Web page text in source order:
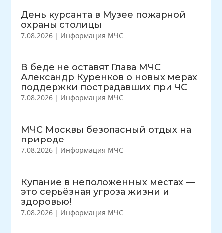
День курсанта в Музее пожарной
охраны столицы
7.08.2026 | Информация МЧС
В беде не оставят Глава МЧС
Александр Куренков о новых мерах
поддержки пострадавших при ЧС
7.08.2026 | Информация МЧС
МЧС Москвы безопасный отдых на
природе
7.08.2026 | Информация МЧС
Купание в неположенных местах —
это серьёзная угроза жизни и
здоровью!
7.08.2026 | Информация МЧС